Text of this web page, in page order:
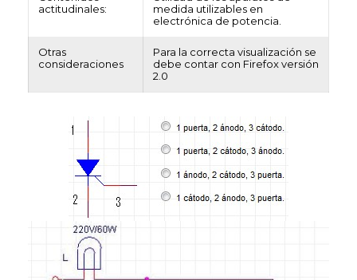
actitudinales:
medida utilizables en
electrónica de potencia.
Otras
consideraciones
Para la correcta visualización se
debe contar con Firefox versión
2.0